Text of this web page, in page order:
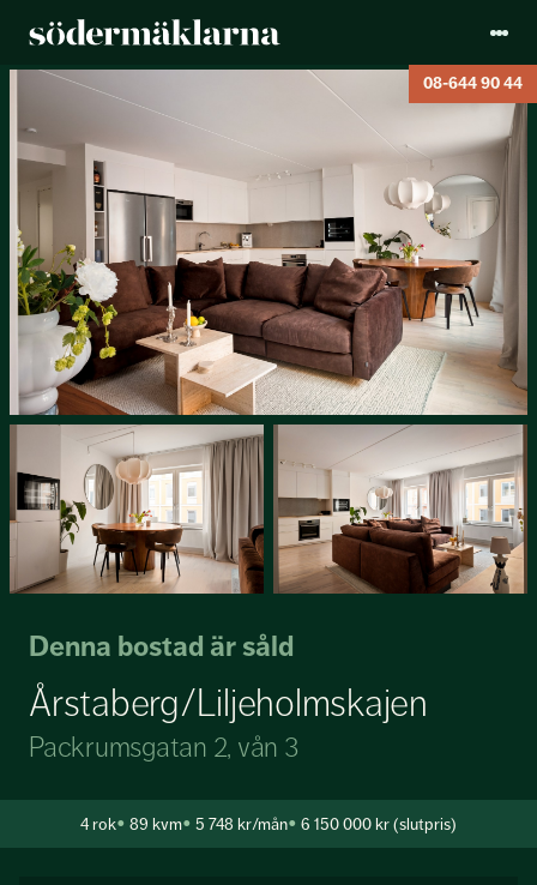
08-644 90 44
Denna bostad är såld
Packrumsgatan 2, vån 3
Årstaberg/Liljeholmskajen
4rok 89 kvm 5 748 kr/mån 6 150 000 kr (slutpris)